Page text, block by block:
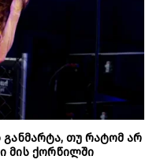
განმარტა, თუ რატომ არ
მის ქორწილში